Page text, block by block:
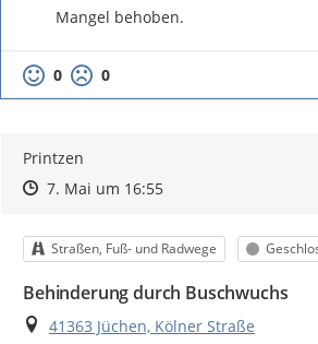
Mangel behoben.
0 0
Printzen
Zeitpunkt des Erstellens
Zeitpunkt des Erstellens
7. Mai um 16:55Zur Äußerung
Kategorie
Straßen, Fuß- und Radwege Status
Behinderung durch Buschwuchs
Ort
41363 Jüchen, Kölner Straße